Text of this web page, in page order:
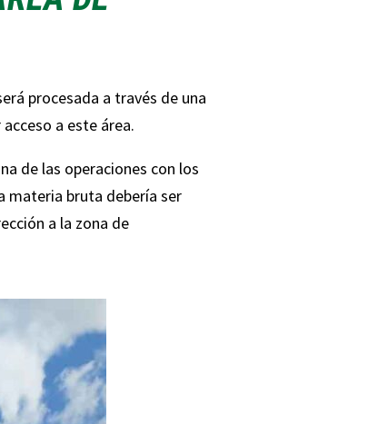
procesada a través de una
a este área.
de las operaciones con los
materia bruta debería ser
a la zona de